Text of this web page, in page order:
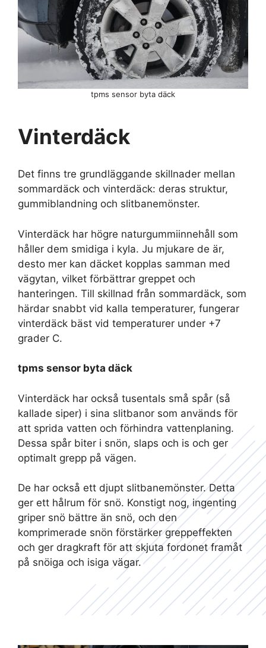
Vinterdäck
Det finns tre grundläggande skillnader mellan
sommardäck och vinterdäck: deras struktur,
gummiblandning och slitbanemönster.
Vinterdäck har högre naturgummiinnehåll som
håller dem smidiga i kyla. Ju mjukare de är,
desto mer kan däcket kopplas samman med
vägytan, vilket förbättrar greppet och
hanteringen. Till skillnad från sommardäck, som
härdar snabbt vid kalla temperaturer, fungerar
vinterdäck bäst vid temperaturer under +7
grader C.
tpms sensor byta däck
Vinterdäck har också tusentals små spår (så
kallade siper) i sina slitbanor som används för
att sprida vatten och förhindra vattenplaning.
Dessa spår biter i snön, slaps och is och ger
optimalt grepp på vägen.
De har också ett djupt slitbanemönster. Detta
ger ett hålrum för snö. Konstigt nog, ingenting
griper snö bättre än snö, och den
komprimerade snön förstärker greppeffekten
och ger dragkraft för att skjuta fordonet framåt
på snöiga och isiga vägar.
tpms sensor byta däck